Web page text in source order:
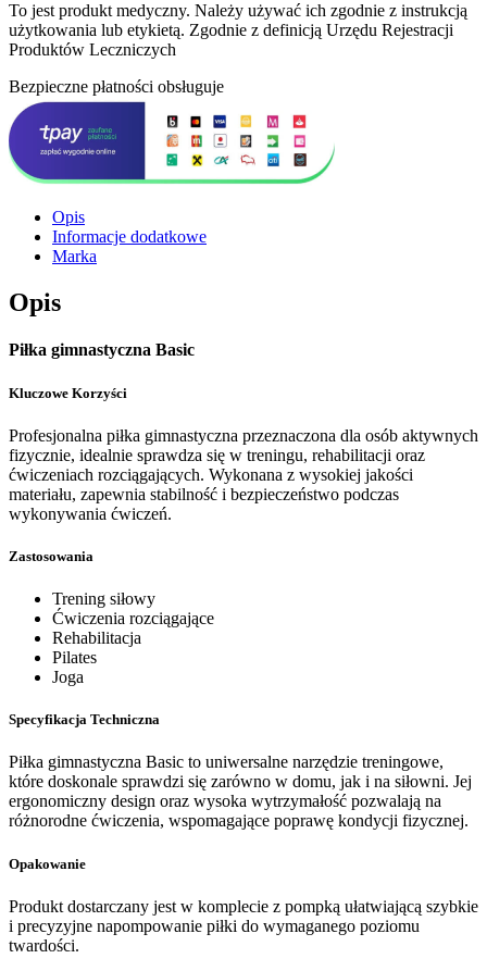
To jest produkt medyczny. Należy używać ich zgodnie z instrukcją
użytkowania lub etykietą. Zgodnie z definicją Urzędu Rejestracji
Produktów Leczniczych
Bezpieczne płatności obsługuje
Opis
Informacje dodatkowe
Marka
Opis
Piłka gimnastyczna Basic
Kluczowe Korzyści
Profesjonalna piłka gimnastyczna przeznaczona dla osób aktywnych
fizycznie, idealnie sprawdza się w treningu, rehabilitacji oraz
ćwiczeniach rozciągających. Wykonana z wysokiej jakości
materiału, zapewnia stabilność i bezpieczeństwo podczas
wykonywania ćwiczeń.
Zastosowania
Trening siłowy
Ćwiczenia rozciągające
Rehabilitacja
Pilates
Joga
Specyfikacja Techniczna
Piłka gimnastyczna Basic to uniwersalne narzędzie treningowe,
które doskonale sprawdzi się zarówno w domu, jak i na siłowni. Jej
ergonomiczny design oraz wysoka wytrzymałość pozwalają na
różnorodne ćwiczenia, wspomagające poprawę kondycji fizycznej.
Opakowanie
Produkt dostarczany jest w komplecie z pompką ułatwiającą szybkie
i precyzyjne napompowanie piłki do wymaganego poziomu
twardości.